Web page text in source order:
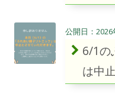
2026
6/1の
は中